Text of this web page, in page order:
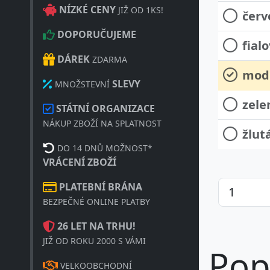
NÍZKÉ CENY JIŽ OD 1KS!
DOPORUČUJEME
DÁREK ZDARMA
MNOŽSTEVNÍ SLEVY
STÁTNÍ ORGANIZACE
NÁKUP ZBOŽÍ NA SPLATNOST
DO 14 DNŮ MOŽNOST*
VRÁCENÍ ZBOŽÍ
PLATEBNÍ BRÁNA
BEZPEČNÉ ONLINE PLATBY
26 LET NA TRHU!
JIŽ OD ROKU 2000 S VÁMI
VELKOOBCHODNÍ